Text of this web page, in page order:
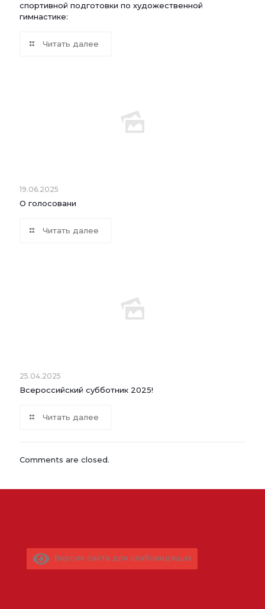
спортивной подготовки по художественной
гимнастике:
Читать далее
19.06.2025
О голосовани
Читать далее
25.04.2025
Всероссийский субботник 2025!
Читать далее
Comments are closed.
Версия сайта для слабовидящих